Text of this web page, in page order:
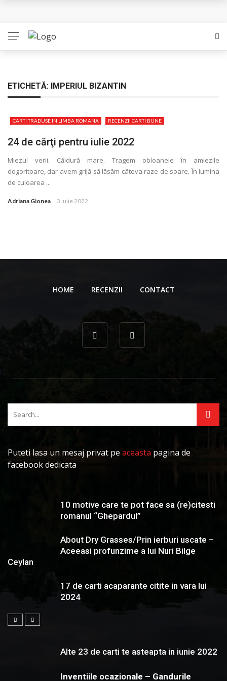
Bolla – O iubire interzisa din Pristina
Indragostitii de Franz K. – Justitiarii literaturii
ETICHETĂ: IMPERIUL BIZANTIN
CARTI TRADUSE IN LIMBA ROMANA RECENZII CARTI BUNE
24 de cărţi pentru iulie 2022
Miezul verii. Căldură mare. Tragem obloanele în amiezile
dogoritoare, dar avem grijă să lăsăm câteva raze de soare. În lumina
de culoarea ...
Adriana Gionea 3 iulie 2022
HOME RECENZII CONTACT
Puteti lasa un mesaj privat pe aceasta pagina de
facebook dedicata
10 motive care te pot face sa (re)citesti
romanul “Ghepardul”
About Dry Grasses/Prin ierburi uscate –
Aceeasi profunzime a lui Nuri Bilge
Ceylan
17 de carti acaparante citite in vara lui
2024
Alte 23 de carti te asteapta in iunie 2022
Inventiile ocazionale – Gandurile